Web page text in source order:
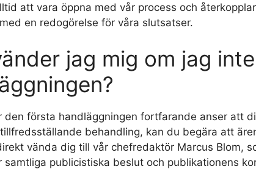
att vara öppna med vår process och
en redogörelse för våra slutsatser.
jag mig om jag
den första handläggningen fortfarande anser att
behandling, kan du begära att
vända dig till vår chefredaktör Marcus Blom,
samtliga publicistiska beslut och publikationens